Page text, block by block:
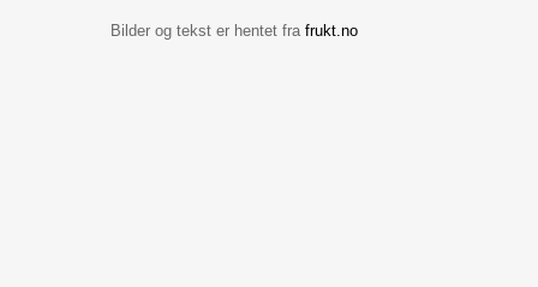
Bilder og tekst er hentet fra frukt.no